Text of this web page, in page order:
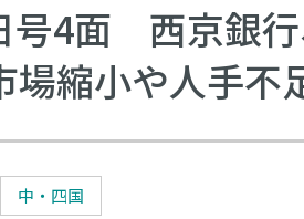
号4面 西京銀
場縮小や人手不
中・四国